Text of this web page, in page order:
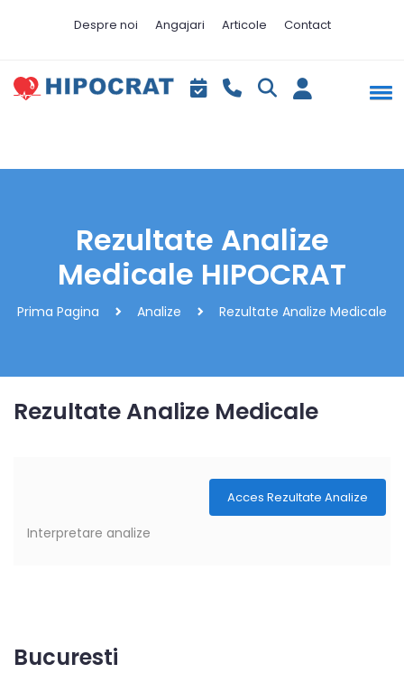
Despre noi Angajari Articole Contact
Rezultate Analize
Medicale HIPOCRAT
Prima Pagina Analize Rezultate Analize Medicale
Rezultate Analize Medicale
Acces Rezultate Analize
Interpretare analize
Bucuresti